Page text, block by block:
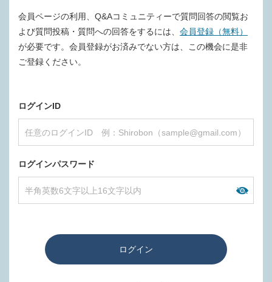
会員ページの利用、Q&Aコミュニティーで質問回答の閲覧お
よび質問投稿・質問への回答をするには、 会員登録（無料）
が必要です。会員登録がお済みでない方は、この機会に是非
ご登録ください。
ログインID
ログインパスワード
ログイン